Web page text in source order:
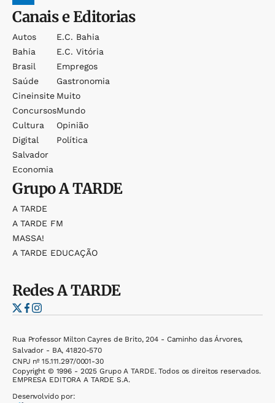
Canais e Editorias
Autos
Bahia
Brasil
Saúde
Cineinsite
Concursos
Cultura
Digital
Salvador
Economia
E.c. Bahia
E.c. Vitória
Empregos
Gastronomia
Muito
Mundo
Opinião
Política
GrupoA TARDE
A TARDE
A TARDE FM
MASSA!
A TARDE EDUCAÇÃO
RedesA TARDE
Rua Professor Milton Cayres de Brito, 204 - Caminho das Árvores,
Salvador - BA, 41820-570
CNPJ nº 15.111.297/0001-30
Copyright © 1996 - 2025 Grupo A TARDE. Todos os direitos reservados.
EMPRESA EDITORA A TARDE S.A.
Desenvolvido por: